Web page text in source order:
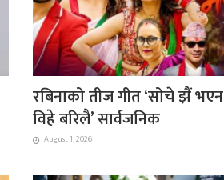
रबिनाको तीज गीत ‘सोचे झैं भएन
विहे बरिलै’ सार्वजनिक
August 1, 2026